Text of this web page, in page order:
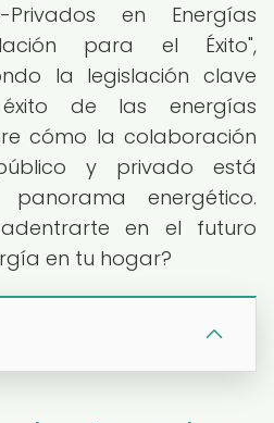
Privados en Energías
para el Éxito",
la legislación clave
de las energías
cómo la colaboración
y privado está
energético.
en el futuro
en tu hogar?